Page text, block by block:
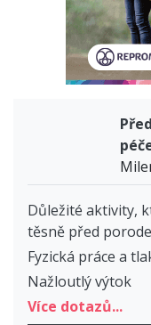
Důležité aktivity,
těsně před
Fyzická práce a
Nažloutlý výtok
Více dotazů...